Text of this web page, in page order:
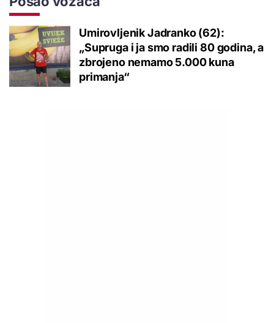
Umirovljenik Jadranko (62):
„Supruga i ja smo radili 80 godina, a
zbrojeno nemamo 5.000 kuna
primanja“